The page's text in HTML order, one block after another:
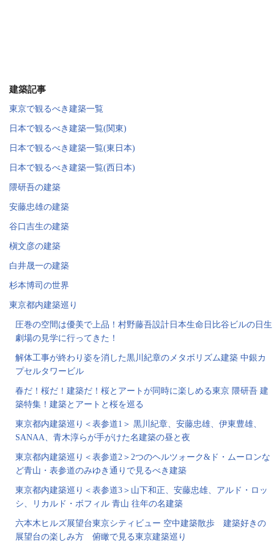
建築記事
東京で観るべき建築一覧
日本で観るべき建築一覧(関東)
日本で観るべき建築一覧(東日本)
日本で観るべき建築一覧(西日本)
隈研吾の建築
安藤忠雄の建築
谷口吉生の建築
槇文彦の建築
白井晟一の建築
杉本博司の世界
東京都内建築巡り
圧巻の空間は優美で上品！村野藤吾設計日本生命日比谷ビルの日生
劇場の見学に行ってきた！
解体工事が終わり姿を消した黒川紀章のメタボリズム建築 中銀カ
プセルタワービル
春だ！桜だ！建築だ！桜とアートが同時に楽しめる東京 隈研吾 建
築特集！建築とアートと桜を巡る
東京都内建築巡り＜表参道1＞ 黒川紀章、安藤忠雄、伊東豊雄、
SANAA、青木淳らが手がけた名建築の昼と夜
東京都内建築巡り＜表参道2＞2つのヘルツォーク&ド・ムーロンな
ど青山・表参道のみゆき通りで見るべき建築
東京都内建築巡り＜表参道3＞山下和正、安藤忠雄、アルド・ロッ
シ、リカルド・ボフィル 青山 往年の名建築
六本木ヒルズ展望台東京シティビュー 空中建築散歩 建築好きの
展望台の楽しみ方 俯瞰で見る東京建築巡り